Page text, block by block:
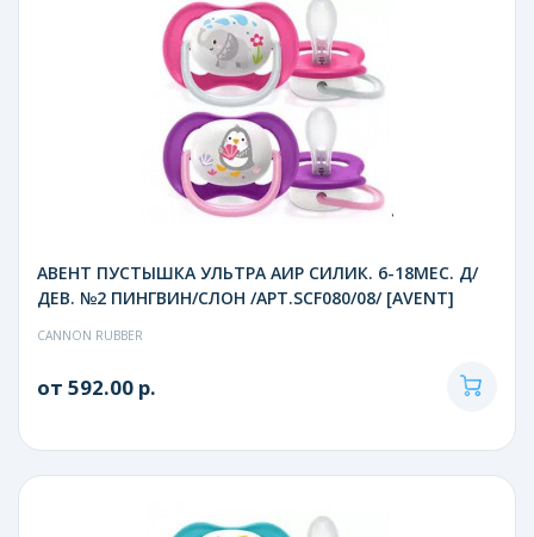
АВЕНТ ПУСТЫШКА УЛЬТРА АИР СИЛИК. 6-18МЕС. Д/
ДЕВ. №2 ПИНГВИН/СЛОН /АРТ.SCF080/08/ [AVENT]
CANNON RUBBER
от 592.00 р.